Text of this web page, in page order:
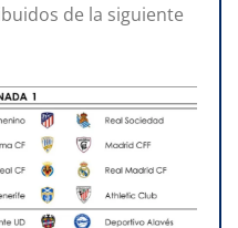
de la siguiente